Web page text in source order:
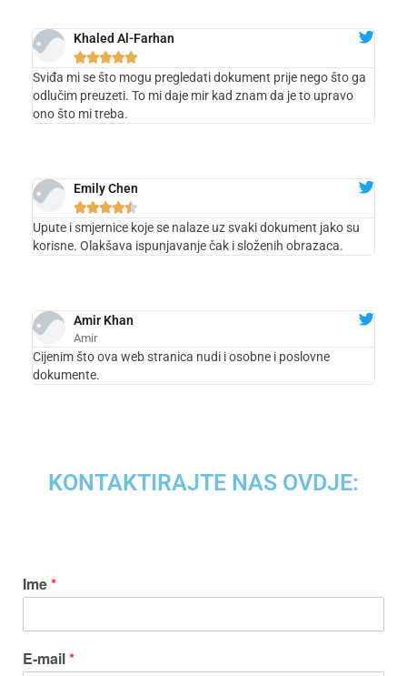
Khaled Al-Farhan

Sviđa mi se što mogu pregledati dokument prije nego što ga
odlučim preuzeti. To mi daje mir kad znam da je to upravo
ono što mi treba.
Emily Chen

Upute i smjernice koje se nalaze uz svaki dokument jako su
korisne. Olakšava ispunjavanje čak i složenih obrazaca.
Amir Khan
Amir
Cijenim što ova web stranica nudi i osobne i poslovne
dokumente.
KONTAKTIRAJTE NAS OVDJE:
Ime*
E-mail*